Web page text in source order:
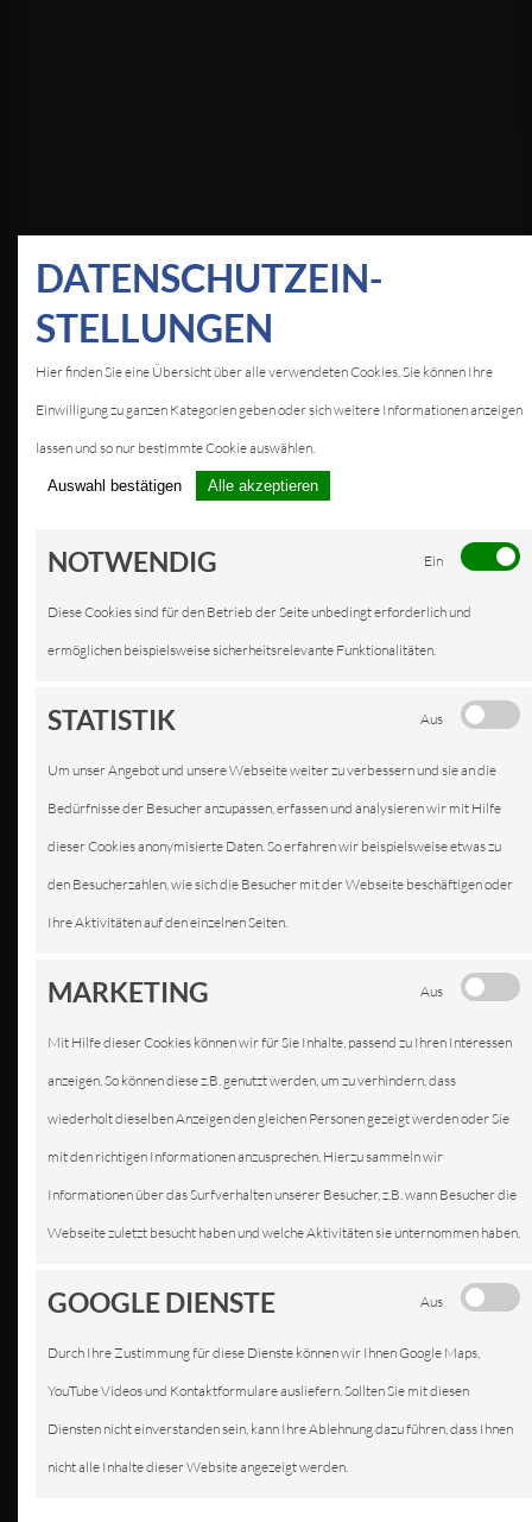
KFZ-SERVICE IN
FELLBACH
WERKSTATT
DATEN­SCHUTZ­EIN­
STELLUNGEN
Hier finden Sie eine Übersicht über alle verwendeten Cookies. Sie können Ihre
Einwilligung zu ganzen Kategorien geben oder sich weitere Informationen anzeigen
lassen und so nur bestimmte Cookie auswählen.
Auswahl bestätigen Alle akzeptieren
NOTWENDIG Ein
Diese Cookies sind für den Betrieb der Seite unbedingt erforderlich und
ermöglichen beispielsweise sicherheitsrelevante Funktionalitäten.
STATISTIK Aus
Um unser Angebot und unsere Webseite weiter zu verbessern und sie an die
Bedürfnisse der Besucher anzupassen, erfassen und analysieren wir mit Hilfe
dieser Cookies anonymisierte Daten. So erfahren wir beispielsweise etwas zu
den Besucherzahlen, wie sich die Besucher mit der Webseite beschäftigen oder
Ihre Aktivitäten auf den einzelnen Seiten.
MARKETING Aus
Mit Hilfe dieser Cookies können wir für Sie Inhalte, passend zu Ihren Interessen
anzeigen. So können diese z.B. genutzt werden, um zu verhindern, dass
wiederholt dieselben Anzeigen den gleichen Personen gezeigt werden oder Sie
mit den richtigen Informationen anzusprechen. Hierzu sammeln wir
Informationen über das Surfverhalten unserer Besucher, z.B. wann Besucher die
Webseite zuletzt besucht haben und welche Aktivitäten sie unternommen haben.
GOOGLE DIENSTE Aus
Durch Ihre Zustimmung für diese Dienste können wir Ihnen Google Maps,
YouTube Videos und Kontaktformulare ausliefern. Sollten Sie mit diesen
Diensten nicht einverstanden sein, kann Ihre Ablehnung dazu führen, dass Ihnen
nicht alle Inhalte dieser Website angezeigt werden.